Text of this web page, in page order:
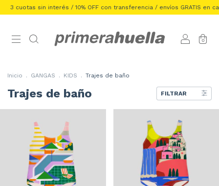
3 cuotas sin interés / 10% OFF con transferencia / envíos GRATIS en
0
Inicio . GANGAS . KIDS . Trajes de baño
Trajes de baño FILTRAR